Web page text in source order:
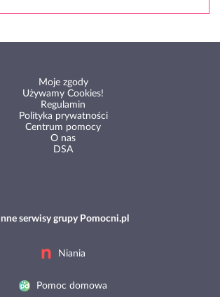
Moje zgody
Używamy Cookies!
Regulamin
Polityka prywatności
Centrum pomocy
O nas
DSA
Inne serwisy grupy Pomocni.pl
Niania
Pomoc domowa